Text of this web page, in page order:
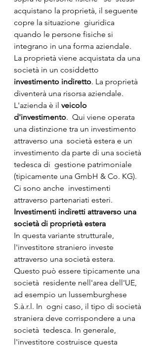
acquistano la proprietà, il seguente
copre la situazione  giuridica
quando le persone fisiche si
integrano in una forma aziendale.
La proprietà viene acquistata da una
società in un cosiddetto
investimento indiretto. La proprietà
diventerà una risorsa aziendale.
L'azienda è il veicolo
d'investimento.  Qui viene operata
una distinzione tra un investimento
attraverso una  società estera e un
investimento da parte di una società
tedesca di  gestione patrimoniale
(tipicamente una GmbH & Co. KG).
Ci sono anche  investimenti
attraverso partenariati esteri.
Investimenti indiretti attraverso una
società di proprietà estera
In questa variante strutturale,
l'investitore straniero investe
attraverso una società estera.
Questo può essere tipicamente una
società  residente nell'area dell'UE,
ad esempio un lussemburghese
S.à.r.l. In  ogni caso, il tipo di società
straniera deve corrispondere a una
società  tedesca. In generale,
l'investitore costruisce questa